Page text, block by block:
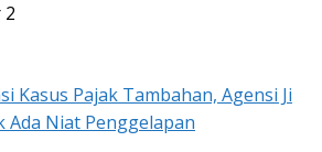
2
Kasus Pajak Tambahan, Agensi Ji
Ada Niat Penggelapan